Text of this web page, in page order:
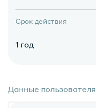
Данные пользователя
Срок действия
1 год